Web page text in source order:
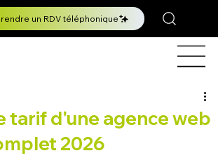
un RDV téléphonique
tarif d'une agence web
2026